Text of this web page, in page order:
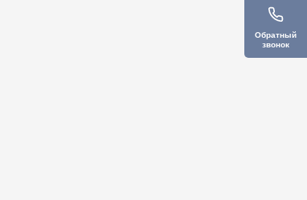
Обратный
звонок